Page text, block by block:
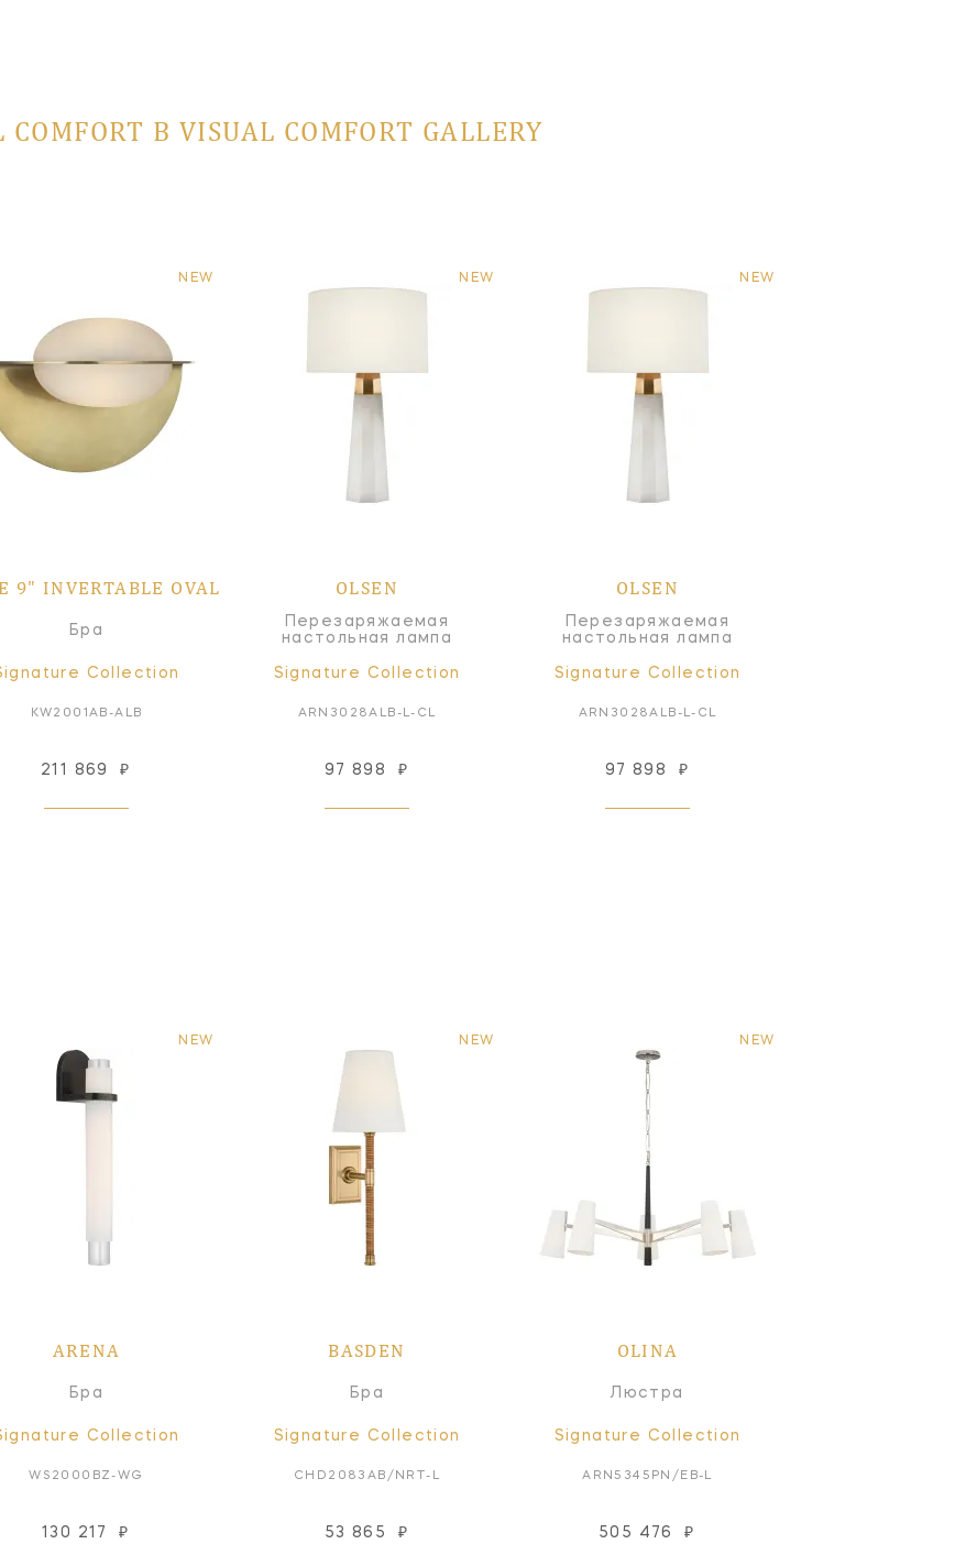
COMFORT В VISUAL COMFORT GALLERY
NEW
9" INVERTABLE OVAL
Бра
Collection
KW2001AB-ALB
211 869 ₽
NEW
OLSEN
Перезаряжаемая
настольная лампа
Signature Collection
ARN3028ALB-L-CL
97 898 ₽
NEW
OLSEN
Перезаряжаемая
настольная лампа
Signature Collection
ARN3028ALB-L-CL
97 898 ₽
NEW
ARENA
Бра
Collection
WS2000BZ-WG
130 217 ₽
NEW
BASDEN
Бра
Signature Collection
CHD2083AB/NRT-L
53 865 ₽
NEW
OLINA
Люстра
Signature Collection
ARN5345PN/EB-L
505 476 ₽